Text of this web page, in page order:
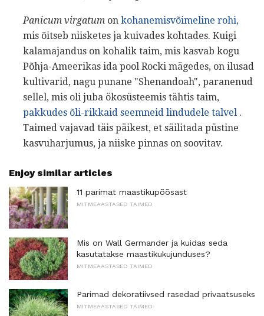
Panicum virgatum on kohanemisvõimeline rohi,
mis õitseb niisketes ja kuivades kohtades. Kuigi
kalamajandus on kohalik taim, mis kasvab kogu
Põhja-Ameerikas ida pool Rocki mägedes, on ilusad
kultivarid, nagu punane "Shenandoah", paranenud
sellel, mis oli juba ökosüsteemis tähtis taim,
pakkudes õli-rikkaid seemneid lindudele talvel .
Taimed vajavad täis päikest, et säilitada püstine
kasvuharjumus, ja niiske pinnas on soovitav.
Enjoy similar articles
11 parimat maastikupõõsast
MITMEAASTASED TAIMED
Mis on Wall Germander ja kuidas seda
kasutatakse maastikukujunduses?
MITMEAASTASED TAIMED
Parimad dekoratiivsed rasedad privaatsuseks
MITMEAASTASED TAIMED